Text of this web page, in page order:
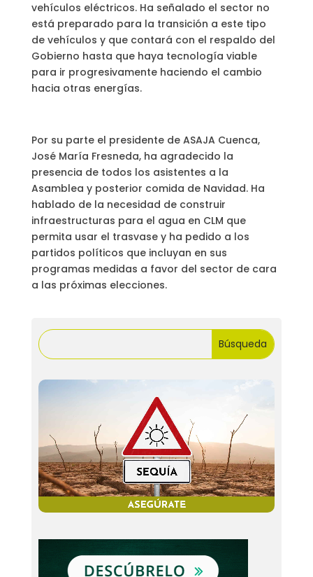
vehículos eléctricos. Ha señalado el sector no
está preparado para la transición a este tipo
de vehículos y que contará con el respaldo del
Gobierno hasta que haya tecnología viable
para ir progresivamente haciendo el cambio
hacia otras energías.
Por su parte el presidente de ASAJA Cuenca,
José María Fresneda, ha agradecido la
presencia de todos los asistentes a la
Asamblea y posterior comida de Navidad. Ha
hablado de la necesidad de construir
infraestructuras para el agua en CLM que
permita usar el trasvase y ha pedido a los
partidos políticos que incluyan en sus
programas medidas a favor del sector de cara
a las próximas elecciones.